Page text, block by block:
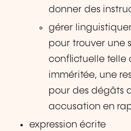
donner des
gérer
pour trouver une
conflictuelle telle
imméritée, une
pour des dégâts
accusation en
expression écrite